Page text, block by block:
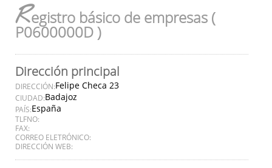
Registro básico de empresas (
P0600000D )
Dirección principal
DIRECCIÓN:Felipe Checa 23
CIUDAD:Badajoz
PAÍS:España
TLFNO:
FAX:
CORREO ELETRÓNICO:
DIRECCIÓN WEB: